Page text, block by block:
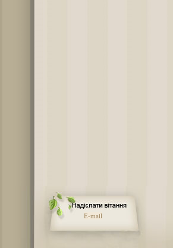
E-mail